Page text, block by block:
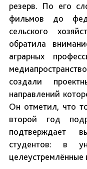
резерв. По его
фильмов до
сельского
обратила
аграрных
создали
направлений
Он отметил, что
второй год
подтверждает
студентов: в
целеустремлённые